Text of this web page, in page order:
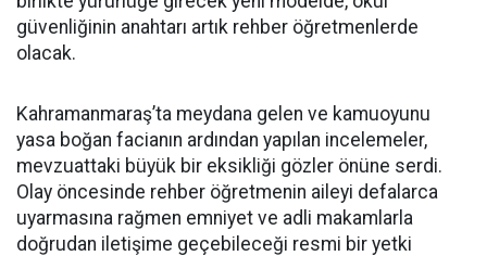
güvenliğinin anahtarı artık rehber öğretmenlerde
olacak.
Kahramanmaraş’ta meydana gelen ve kamuoyunu
yasa boğan facianın ardından yapılan incelemeler,
mevzuattaki büyük bir eksikliği gözler önüne serdi.
Olay öncesinde rehber öğretmenin aileyi defalarca
uyarmasına rağmen emniyet ve adli makamlarla
doğrudan iletişime geçebileceği resmi bir yetki